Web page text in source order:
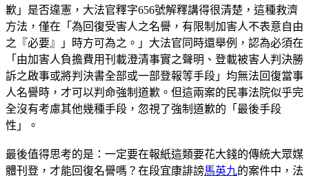
歉」是否違憲，大法官釋字656號解釋講得很清楚，這種救濟
方法，僅在「為回復受害人之名譽，有限制加害人不表意自由
之『必要』」時方可為之。」大法官同時還舉例，認為必須在
「由加害人負擔費用刊載澄清事實之聲明、登載被害人判決勝
訴之啟事或將判決書全部或一部登報等手段」均無法回復當事
人名譽時，才可以判命強制道歉。但這兩案的民事法院似乎完
全沒有考慮其他幾種手段，忽視了強制道歉的「最後手段
性」。
最後值得思考的是：一定要在報紙這類要花大錢的傳統大眾媒
體刊登，才能回復名譽嗎？在段宜康誹謗馬英九的案件中，法